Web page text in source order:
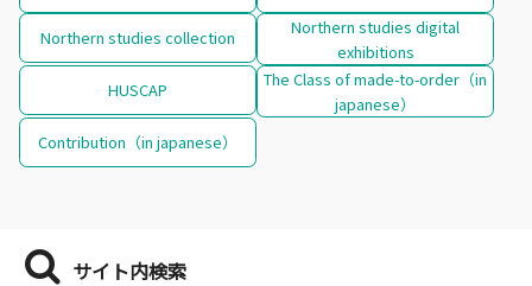
Northern studies collection
Northern studies digital
exhibitions
HUSCAP
The Class of made-to-order（in
japanese）
Contribution（in japanese）
サイト内検索